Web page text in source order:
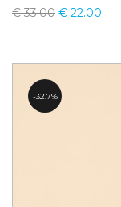
€33.00 € 22.00
32.7%